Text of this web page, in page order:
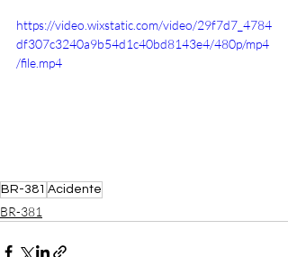
https://video.wixstatic.com/video/29f7d7_4784
df307c3240a9b54d1c40bd8143e4/480p/mp4
/file.mp4
BR-381 Acidente
BR-381